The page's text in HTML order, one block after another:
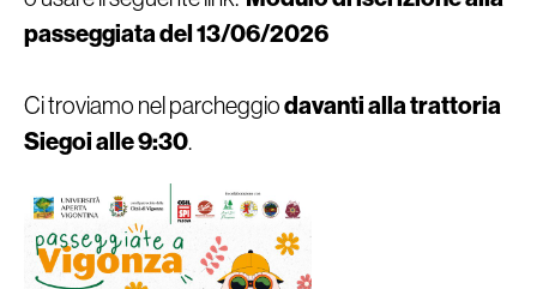
passeggiata del 13/06/2026
Ci troviamo nel parcheggiodavanti alla trattoria
Siegoi alle 9:30.